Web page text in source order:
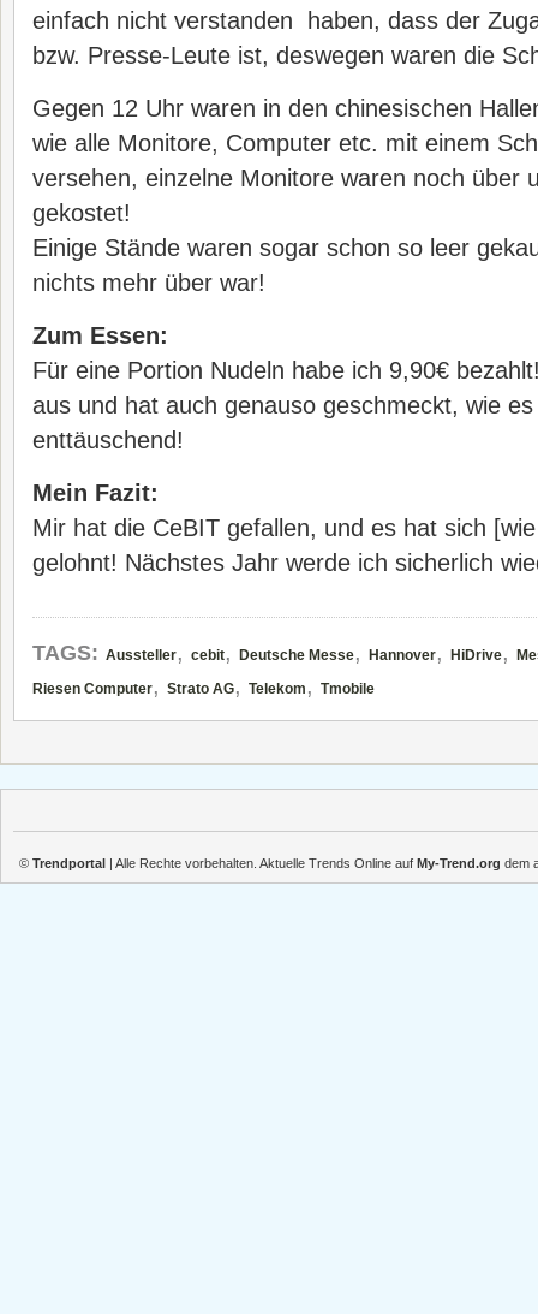
einfach nicht verstanden haben, dass der
bzw. Presse-Leute ist, deswegen waren die
Gegen 12 Uhr waren in den chinesischen
wie alle Monitore, Computer etc. mit einem
versehen, einzelne Monitore waren noch über
gekostet!
Einige Stände waren sogar schon so leer
nichts mehr über war!
Zum Essen:
Für eine Portion Nudeln habe ich 9,90€
aus und hat auch genauso geschmeckt, wie
enttäuschend!
Mein Fazit:
Mir hat die CeBIT gefallen, und es hat sich
gelohnt! Nächstes Jahr werde ich sicherlich
TAGS: Aussteller, cebit, Deutsche Messe, Hannover, HiDrive,
Riesen Computer, Strato AG, Telekom , Tmobile
© Trendportal | Alle Rechte vorbehalten. Aktuelle Trends Online auf My-Trend.org dem